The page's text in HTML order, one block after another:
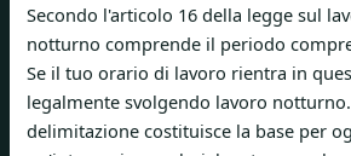
Secondo l'articolo 16 della legge sul
notturno comprende il periodo
Se il tuo orario di lavoro rientra in
legalmente svolgendo lavoro
delimitazione costituisce la base per